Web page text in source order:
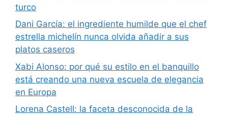
turco
Dani García: el ingrediente humilde que el chef
estrella michelín nunca olvida añadir a sus
platos caseros
Xabi Alonso: por qué su estilo en el banquillo
está creando una nueva escuela de elegancia
en Europa
Lorena Castell: la faceta desconocida de la